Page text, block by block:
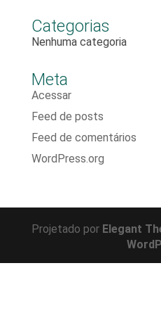
Categorias
Nenhuma categoria
Meta
Acessar
Feed de posts
Feed de comentários
WordPress.org
Projetado por Elegant